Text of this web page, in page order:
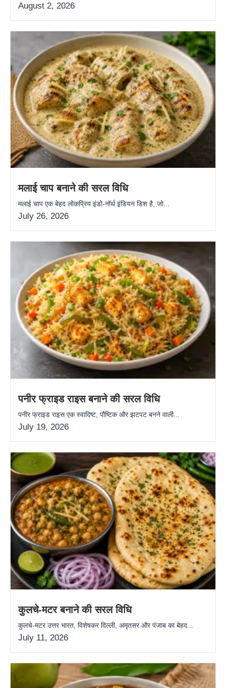
August 2, 2026
मलाई चाप बनाने की सरल विधि
मलाई चाप एक बेहद लोकप्रिय इंडो-नॉर्थ इंडियन डिश है, जो...
July 26, 2026
पनीर फ्राइड राइस बनाने की सरल विधि
पनीर फ्राइड राइस एक स्वादिष्ट, पौष्टिक और झटपट बनने वाली...
July 19, 2026
कुलचे-मटर बनाने की सरल विधि
कुलचे-मटर उत्तर भारत, विशेषकर दिल्ली, अमृतसर और पंजाब का बेहद...
July 11, 2026